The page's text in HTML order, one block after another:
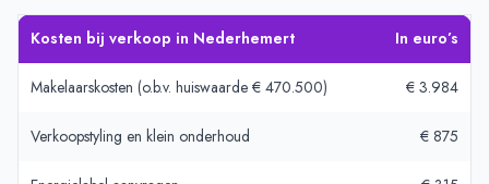
Kosten bij verkoop in Nederhemert In euro’s
Makelaarskosten (o.b.v. huiswaarde € 470.500) € 3.984
Verkoopstyling en klein onderhoud € 875